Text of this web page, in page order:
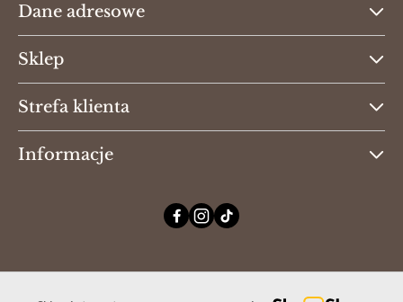
Dane adresowe
Sklep
Strefa klienta
Informacje